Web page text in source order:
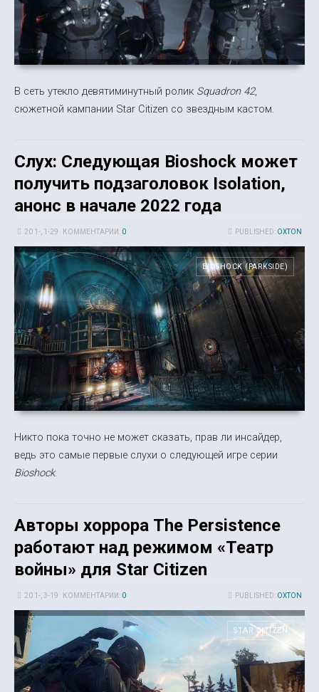
В сеть утекло девятиминутный ролик Squadron 42,
сюжетной кампании Star Citizen со звездным кастом.
Слух: Следующая Bioshock может
получить подзаголовок Isolation,
анонс в начале 2022 года
PUBLISHED: OXTON
20 1-, 1-29 КОММЕНТАРИИ: 0
BIOSHOCK (PARKSIDE)
Никто пока точно не может сказать, прав ли инсайдер,
ведь это самые первые слухи о следующей игре серии
Bioshock.
Авторы хоррора The Persistence
работают над режимом «Театр
войны» для Star Citizen
PUBLISHED: OXTON
20 1-, 3-19 КОММЕНТАРИИ: 0
STAR CITIZEN